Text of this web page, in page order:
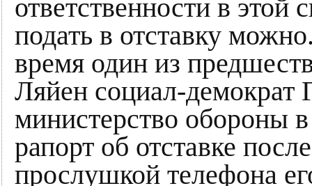
ответственности в этой
подать в отставку
время один из
Ляйен социал-демократ
министерство обороны
рапорт об отставке
прослушкой телефона